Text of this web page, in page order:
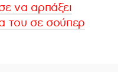
να αρπάξει
του σε σούπερ